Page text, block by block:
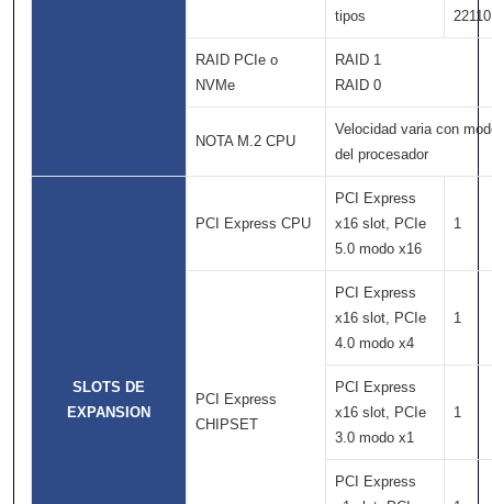
tipos
22110
RAID PCIe o
NVMe
RAID 1
RAID 0
NOTA M.2 CPU
Velocidad varia con
del procesador
SLOTS DE
EXPANSION
PCI Express CPU
PCI Express
x16 slot, PCIe
5.0 modo x16
1
PCI Express
CHIPSET
PCI Express
x16 slot, PCIe
4.0 modo x4
1
PCI Express
x16 slot, PCIe
3.0 modo x1
1
PCI Express